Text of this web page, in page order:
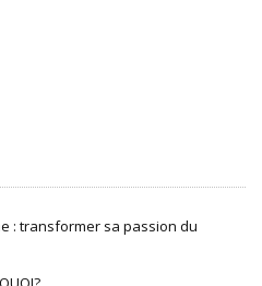
: transformer sa passion du